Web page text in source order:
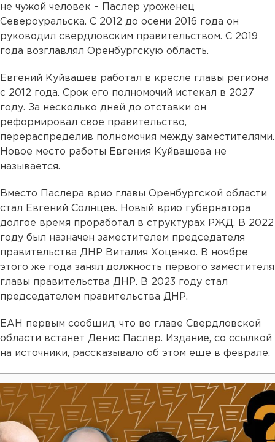
не чужой человек – Паслер уроженец
Североуральска. С 2012 до осени 2016 года он
руководил свердловским правительством. С 2019
года возглавлял Оренбургскую область.
Евгений Куйвашев работал в кресле главы региона
с 2012 года. Срок его полномочий истекал в 2027
году. За несколько дней до отставки он
реформировал свое правительство,
перераспределив полномочия между заместителями.
Новое место работы Евгения Куйвашева не
называется.
Вместо Паслера врио главы Оренбургской области
стал Евгений Солнцев. Новый врио губернатора
долгое время проработал в структурах РЖД. В 2022
году был назначен заместителем председателя
правительства ДНР Виталия Хоценко. В ноябре
этого же года занял должность первого заместителя
главы правительства ДНР. В 2023 году стал
председателем правительства ДНР.
ЕАН первым сообщил, что во главе Свердловской
области встанет Денис Паслер. Издание, со ссылкой
на источники, рассказывало об этом еще в феврале.